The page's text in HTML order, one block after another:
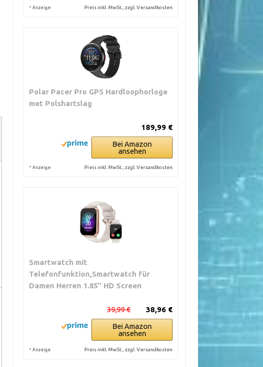
* Anzeige Preis inkl. MwSt., zzgl. Versandkosten
Polar Pacer Pro GPS Hardloophorloge
met Polshartslag
189,99 €
Bei Amazon
ansehen
* Anzeige Preis inkl. MwSt., zzgl. Versandkosten
Smartwatch mit
Telefonfunktion,Smartwatch für
Damen Herren 1.85'' HD Screen
38,96 €
39,99 €
Bei Amazon
ansehen
* Anzeige Preis inkl. MwSt., zzgl. Versandkosten